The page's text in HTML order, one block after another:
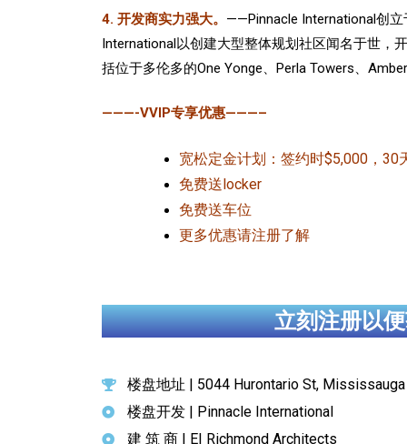
4. 开发商实力强大。 ——Pinnacle International创
International以创建大型整体规划社区闻名于世，
括位于多伦多的One Yonge、Perla Towers、
———-VVIP专享优惠———–
宽松定金计划：签约时$5,000，30
免费送locker
免费送车位
更多优惠请注册了解
立刻注册以
楼盘地址 | 5044 Hurontario St, Mississauga
楼盘开发 | Pinnacle International
建 筑 商 | EI Richmond Architects